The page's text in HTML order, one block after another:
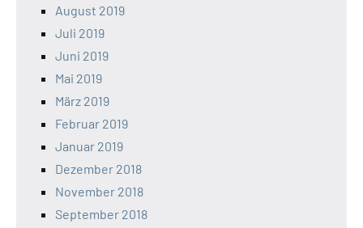
August 2019
Juli 2019
Juni 2019
Mai 2019
März 2019
Februar 2019
Januar 2019
Dezember 2018
November 2018
September 2018